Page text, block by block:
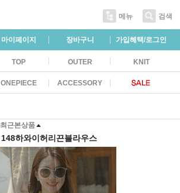
메뉴 검색
마이페이지 장바구니 가입혜택/로그인
TOP OUTER KNIT
ONEPIECE ACCESSORY
최근본상품
148하와이허리끈블라우스